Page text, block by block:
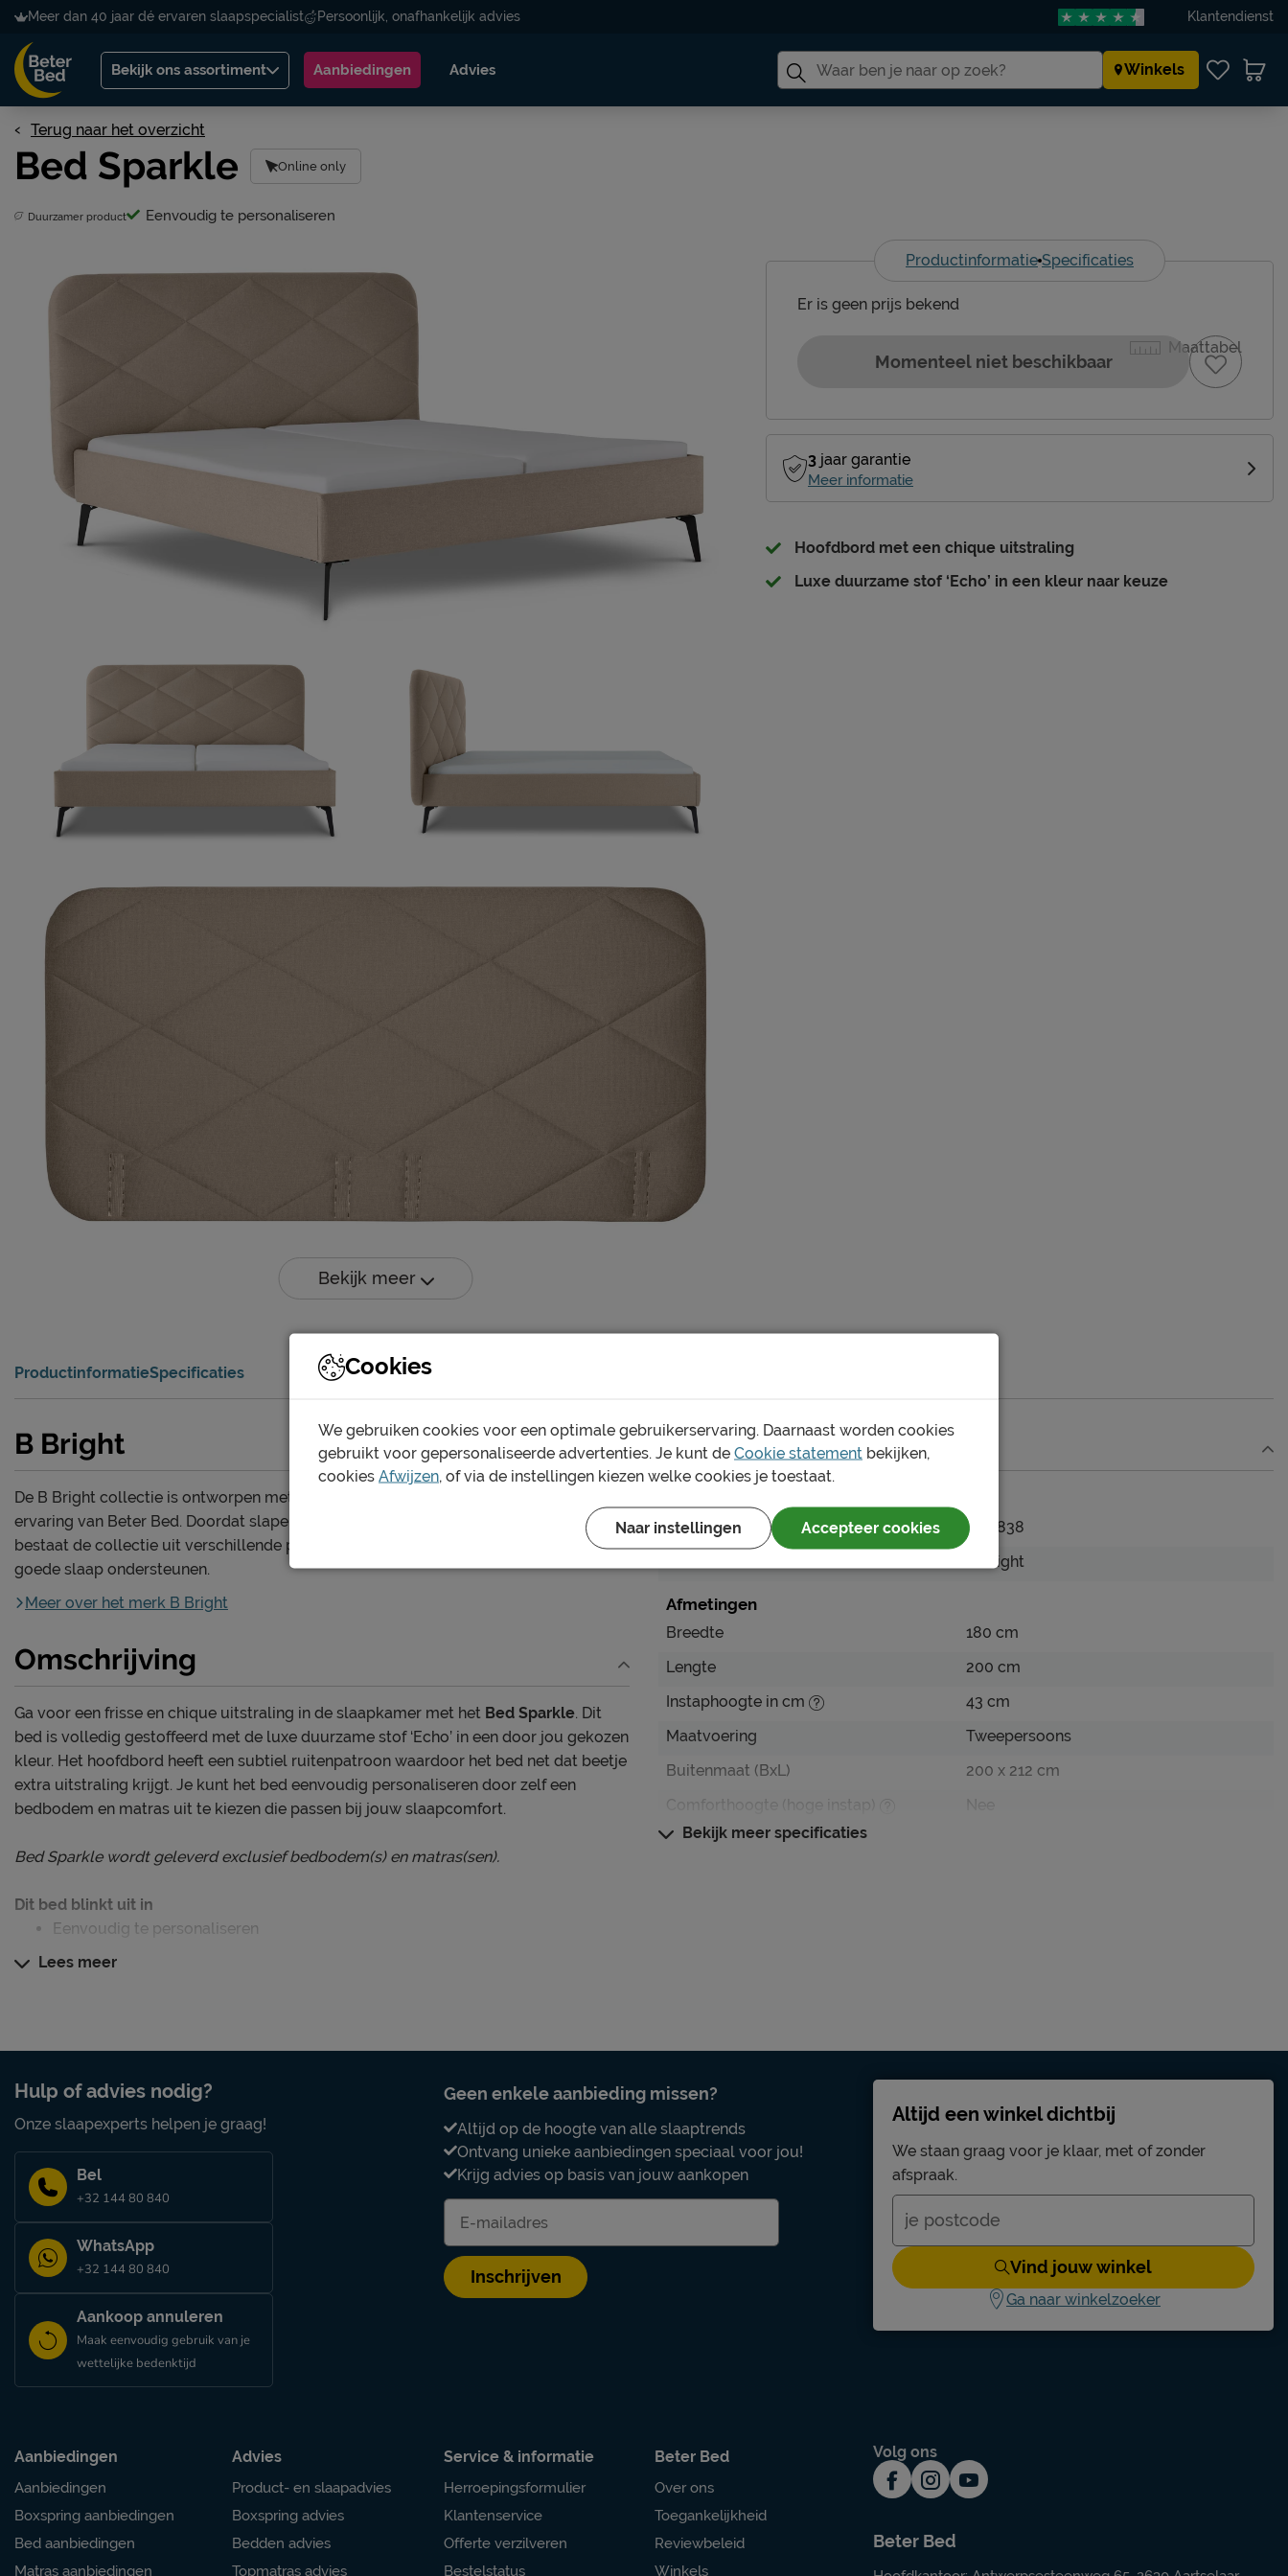
Meer dan 40 jaar dé ervaren slaapspecialist Persoonlijk, onafhankelijk advies Klantendienst
Bekijk ons assortiment Aanbiedingen Advies Winkels
Terug naar het overzicht
Bed Sparkle Online only
Duurzamer product Eenvoudig te personaliseren
Bekijk meer
Productinformatie Specificaties
Maattabel
Er is geen prijs bekend
Momenteel niet beschikbaar
3 jaar garantie
Meer informatie
Hoofdbord met een chique uitstraling
Luxe duurzame stof ‘Echo’ in een kleur naar keuze
ProductinformatieSpecificaties
B Bright
De B Bright collectie is ontworpen met de jarenlange
ervaring van Beter Bed. Doordat slapen persoonlijk is,
bestaat de collectie uit verschillende producten die een
goede slaap ondersteunen.
Meer over het merk B Bright
Omschrijving
Ga voor een frisse en chique uitstraling in de slaapkamer met het Bed Sparkle. Dit
bed is volledig gestoffeerd met de luxe duurzame stof ‘Echo’ in een door jou gekozen
kleur. Het hoofdbord heeft een subtiel ruitenpatroon waardoor het bed net dat beetje
extra uitstraling krijgt. Je kunt het bed eenvoudig personaliseren door zelf een
bedbodem en matras uit te kiezen die passen bij jouw slaapcomfort.
Bed Sparkle wordt geleverd exclusief bedbodem(s) en matras(sen).
Dit bed blinkt uit in
Eenvoudig te personaliseren
Hoofdbord met een chique uitstraling
Persoonlijk slaapcomfort
een bedbodem en matras uitkiezen die perfect passen bij jouw slaapcomfort. Vraag
gerust een van onze slaapadviseurs in de winkel voor een bijpassend advies of kijk bij
het kopje ‘Perfecte slaapcombinaties’.
Verzorging & Garantie
Je nieuwe bed wil je natuurlijk zo lang mogelijk mooi én schoon houden. Alle
schoonmaakinstructies, evenals de garantie op het bed, kun je terug vinden bij het
kopje ‘Goed om te weten’.
Lees meer
Specificaties
Artikelnummer
1173838
B Bright
Afmetingen
Breedte
180 cm
Lengte
200 cm
Instaphoogte in cm
43 cm
Maatvoering
Tweepersoons
Buitenmaat (BxL)
200 x 212 cm
Comforthoogte (hoge instap)
Nee
Hoogte hoofdbord
Uitvoering
Excl. matras en bedbodem
Elektrisch verstelbare bedbodem
Poten
Modelnaam poten
metaal
Kleur poten
zwart
Duurzaamheid
Duurzaam
duurzamer product
Duurzaamheidsdefinitie
Bekijk meer specificaties
Hulp of advies nodig?
Onze slaapexperts helpen je graag!
Bel
+32 144 80 840
WhatsApp
+32 144 80 840
Aankoop annuleren
Maak eenvoudig gebruik van je
wettelijke bedenktijd
Geen enkele aanbieding missen?
Altijd op de hoogte van alle slaaptrends
Ontvang unieke aanbiedingen speciaal voor jou!
Krijg advies op basis van jouw aankopen
Inschrijven
Altijd een winkel dichtbij
We staan graag voor je klaar, met of zonder
afspraak.
Vind jouw winkel
Ga naar winkelzoeker
Aanbiedingen
Aanbiedingen
Boxspring aanbiedingen
Bed aanbiedingen
Matras aanbiedingen
Advies
Product- en slaapadvies
Boxspring advies
Bedden advies
Topmatras advies
Service & informatie
Herroepingsformulier
Klantenservice
Offerte verzilveren
Bestelstatus
Beter Bed
Over ons
Toegankelijkheid
Reviewbeleid
Winkels
Volg ons
Beter Bed
Cookies
We gebruiken cookies voor een optimale gebruikerservaring. Daarnaast worden cookies
gebruikt voor gepersonaliseerde advertenties. Je kunt de Cookie statement bekijken,
cookies Afwijzen, of via de instellingen kiezen welke cookies je toestaat.
Naar instellingen Accepteer cookies